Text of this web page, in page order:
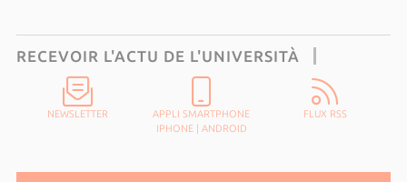
RECEVOIR L'ACTU DE L'UNIVERSITÀ
NEWSLETTER
APPLI SMARTPHONE
IPHONE| ANDROID
FLUX RSS